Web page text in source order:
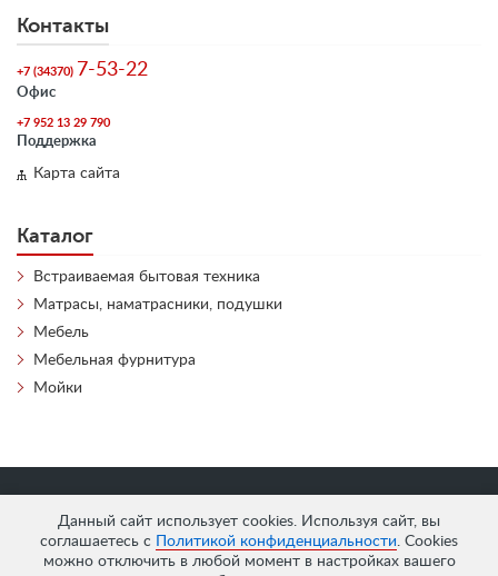
Данный сайт использует cookies. Используя сайт, вы
соглашаетесь с
Политикой конфиденциальности. Cookies
можно отключить в любой момент в настройках вашего
Контакты
+7 (34370) 7-53-22
Офис
+7 952 13 29 790
Поддержка
Карта сайта
Каталог
Встраиваемая бытовая техника
Матрасы, наматрасники, подушки
Мебель
Мебельная фурнитура
Мойки